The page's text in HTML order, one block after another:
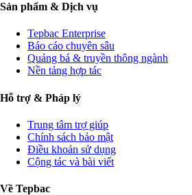
Sản phẩm & Dịch vụ
Tepbac Enterprise
Báo cáo chuyên sâu
Quảng bá & truyền thông ngành
Nền tảng hợp tác
Hỗ trợ & Pháp lý
Trung tâm trợ giúp
Chính sách bảo mật
Điều khoản sử dụng
Cộng tác và bài viết
Về Tepbac